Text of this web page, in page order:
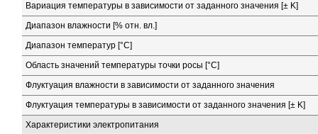
Вариация температуры в зависимости от заданного значения [± K]
Диапазон влажности [% отн. вл.]
Диапазон температур [°C]
Область значений температуры точки росы [°C]
Флуктуация влажности в зависимости от заданного значения
Флуктуация температуры в зависимости от заданного значения [± K]
Характеристики электропитания